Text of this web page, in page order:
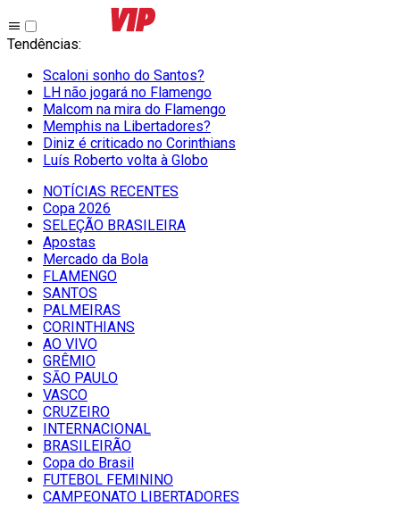
Tendências:
Scaloni sonho do Santos?
LH não jogará no Flamengo
Malcom na mira do Flamengo
Memphis na Libertadores?
Diniz é criticado no Corinthians
Luís Roberto volta à Globo
NOTÍCIAS RECENTES
Copa 2026
SELEÇÃO BRASILEIRA
Apostas
Mercado da Bola
FLAMENGO
SANTOS
PALMEIRAS
CORINTHIANS
AO VIVO
GRÊMIO
SĀO PAULO
VASCO
CRUZEIRO
INTERNACIONAL
BRASILEIRÃO
Copa do Brasil
FUTEBOL FEMININO
CAMPEONATO LIBERTADORES